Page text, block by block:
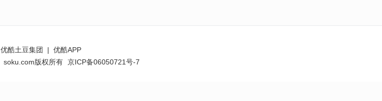
优酷土豆集团 | 优酷APP
soku.com版权所有 京ICP备06050721号-7